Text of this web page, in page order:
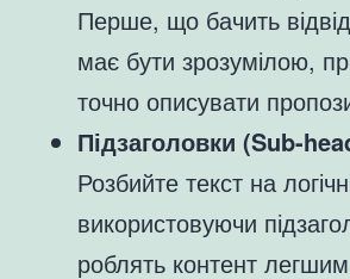
Перше, що бачить
має бути зрозумілою,
точно описувати
Підзаголовки (Sub-
Розбийте текст на
використовуючи
роблять контент